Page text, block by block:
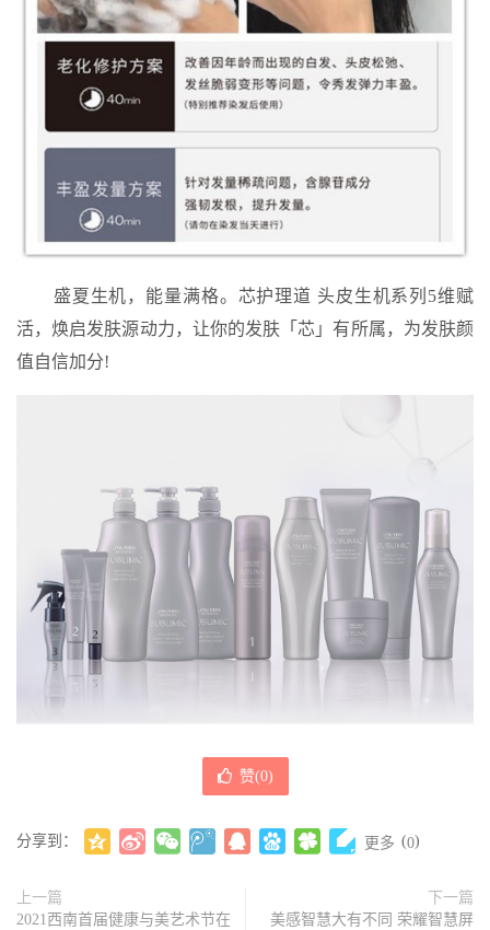
盛夏生机，能量满格。芯护理道 头皮生机系列5维赋
活，焕启发肤源动力，让你的发肤「芯」有所属，为发肤颜
值自信加分!
赞(0)
分享到： 更多 (0)
上一篇
2021西南首届健康与美艺术节在
下一篇
美感智慧大有不同 荣耀智慧屏